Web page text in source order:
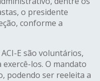
o presidente
conforme a
E são voluntários,
los. O mandato
podendo ser reeleita a